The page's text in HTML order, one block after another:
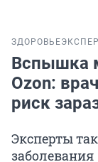
ЗДОРОВЬЕ
Вспышка
Ozon:
риск
Эксперты
заболевания